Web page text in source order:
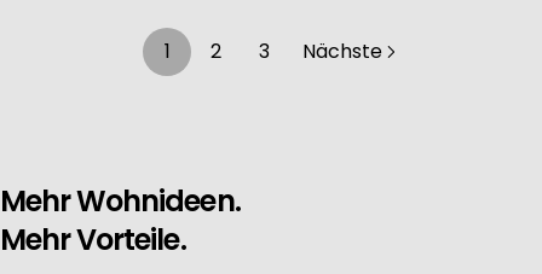
1 2 3 Nächste
Mehr Wohnideen.
Mehr Vorteile.